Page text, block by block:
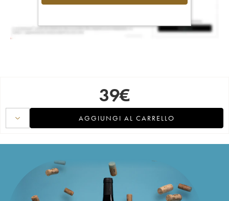
39€
AGGIUNGI AL CARRELLO